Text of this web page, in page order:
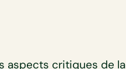
aspects critiques de la